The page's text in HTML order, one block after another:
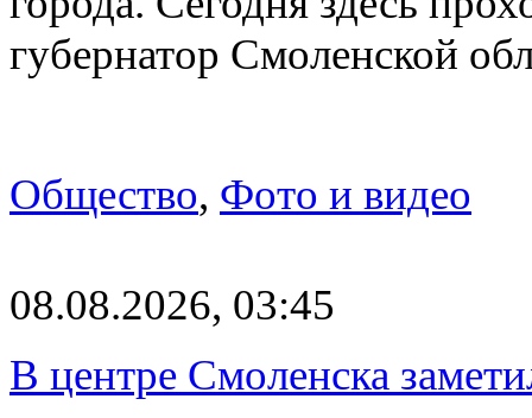
губернатор Смоленской
Общество, Фото и видео
08.08.2026, 03:45
В центре Смоленска